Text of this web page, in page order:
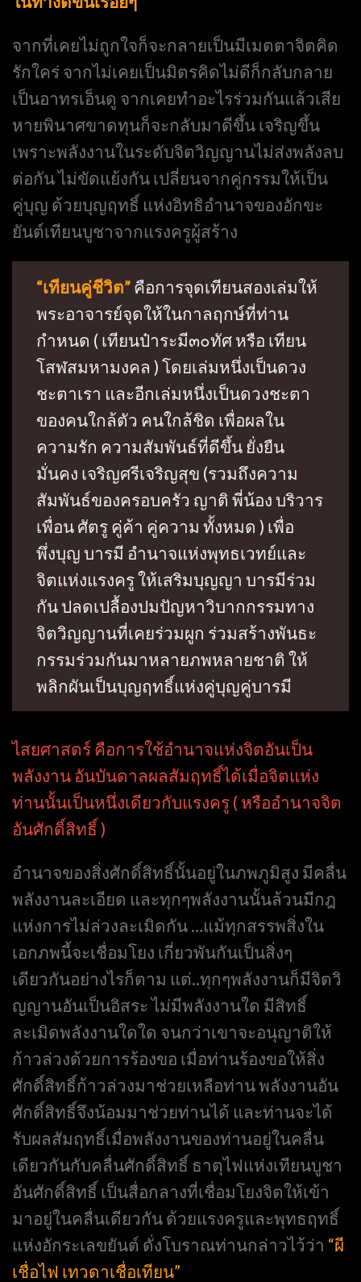
จากที่เคยไม่ถูกใจก็จะกลายเป็นมีเมตตาจิตคิด
รักใคร่ จากไม่เคยเป็นมิตรคิดไม่ดีก็กลับกลาย
เป็นอาทรเอ็นดู จากเคยทำอะไรร่วมกันแล้วเสีย
หายพินาศขาดทุนก็จะกลับมาดีขึ้น เจริญขึ้น
เพราะพลังงานในระดับจิตวิญญานไม่ส่งพลังลบ
ต่อกัน ไม่ขัดแย้งกัน เปลี่ยนจากคู่กรรมให้เป็น
คู่บุญ ด้วยบุญฤทธิ์ แห่งอิทธิอำนาจของอักขะ
ยันต์เทียนบูชาจากแรงครูผู้สร้าง
“เทียนคู่ชีวิต” คือการจุดเทียนสองเล่มให้
พระอาจารย์จุดให้ในกาลฤกษ์ที่ท่าน
กำหนด ( เทียนป๋าระมี๓๐ทัศ หรือ เทียน
โสฬสมหามงคล ) โดยเล่มหนึ่งเป็นดวง
ชะตาเรา และอีกเล่มหนึ่งเป็นดวงชะตา
ของคนใกล้ตัว คนใกล้ชิด เพื่อผลใน
ความรัก ความสัมพันธ์ที่ดีขึ้น ยั่งยืน
มั่นคง เจริญศรีเจริญสุข (รวมถึงความ
สัมพันธ์ของครอบครัว ญาติ พี่น้อง บริวาร
เพื่อน ศัตรู คู่ค้า คู่ความ ทั้งหมด ) เพื่อ
พึ่งบุญ บารมี อำนาจแห่งพุทธเวทย์และ
จิตแห่งแรงครู ให้เสริมบุญญา บารมีร่วม
กัน ปลดเปลื้องปมปัญหาวิบากกรรมทาง
จิตวิญญานที่เคยร่วมผูก ร่วมสร้างพันธะ
กรรมร่วมกันมาหลายภพหลายชาติ ให้
พลิกผันเป็นบุญฤทธิ์แห่งคู่บุญคู่บารมี
ไสยศาสตร์ คือการใช้อำนาจแห่งจิตอันเป็น
พลังงาน อันบันดาลผลสัมฤทธิ์ได้เมื่อจิตแห่ง
ท่านนั้นเป็นหนึ่งเดียวกับแรงครู ( หรืออำนาจจิต
อันศักดิ์สิทธิ์ )
อำนาจของสิ่งศักดิ์สิทธิ์นั้นอยู่ในภพภูมิสูง มีคลื่น
พลังงานละเอียด และทุกๆพลังงานนั้นล้วนมีกฎ
แห่งการไม่ล่วงละเมิดกัน …แม้ทุกสรรพสิ่งใน
เอกภพนี้จะเชื่อมโยง เกี่ยวพันกันเป็นสิ่งๆ
เดียวกันอย่างไรก็ตาม แต่..ทุกๆพลังงานก็มีจิตวิ
ญญานอันเป็นอิสระ ไม่มีพลังงานใด มีสิทธิ์
ละเมิดพลังงานใดใด จนกว่าเขาจะอนุญาติให้
ก้าวล่วงด้วยการร้องขอ เมื่อท่านร้องขอให้สิ่ง
ศักดิ์สิทธิ์ก้าวล่วงมาช่วยเหลือท่าน พลังงานอัน
ศักดิ์สิทธิ์จึงน้อมมาช่วยท่านได้ และท่านจะได้
รับผลสัมฤทธิ์เมื่อพลังงานของท่านอยู่ในคลื่น
เดียวกันกับคลื่นศักดิ์สิทธิ์ ธาตุไฟแห่งเทียนบูชา
อันศักดิ์สิทธิ์ เป็นสื่อกลางที่เชื่อมโยงจิตให้เข้า
มาอยู่ในคลื่นเดียวกัน ด้วยแรงครูและพุทธฤทธิ์
แห่งอักระเลขยันต์ ดั่งโบราณท่านกล่าวไว้ว่า “ผี
เชื่อไฟ เทวดาเชื่อเทียน”